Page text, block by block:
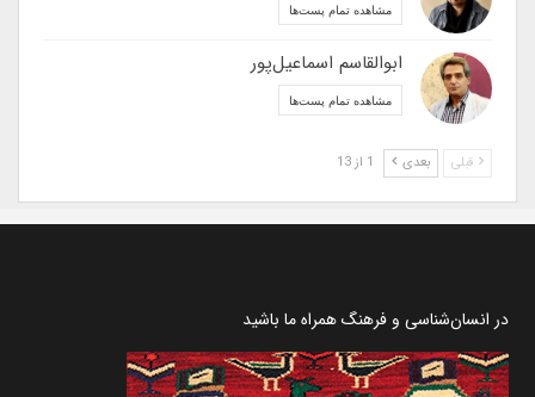
مشاهده تمام پست‌ها
ابوالقاسم اسماعیل‌پور
مشاهده تمام پست‌ها
قبلی بعدی
در انسان‌شناسی و فرهنگ همراه ما باشید